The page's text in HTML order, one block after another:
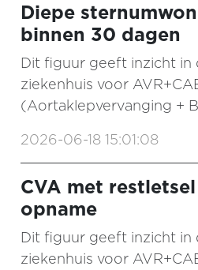
Diepe
binnen 30 dagen
Dit figuur geeft inzicht in
ziekenhuis voor
(Aortaklepvervanging +
2026-06-18 15:01:08
CVA met
opname
Dit figuur geeft inzicht in
ziekenhuis voor